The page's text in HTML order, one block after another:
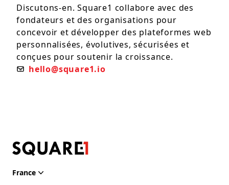
Discutons-en. Square1 collabore avec des
fondateurs et des organisations pour
concevoir et développer des plateformes web
personnalisées, évolutives, sécurisées et
conçues pour soutenir la croissance.
@ hello@square1.io
France